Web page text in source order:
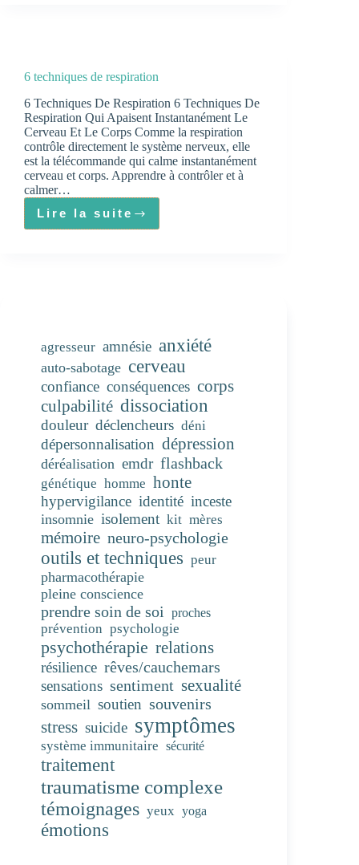
dissociation
6 techniques de respiration
6 Techniques De Respiration 6 Techniques De
Respiration Qui Apaisent Instantanément Le
Cerveau Et Le Corps Comme la respiration
contrôle directement le système nerveux, elle
est la télécommande qui calme instantanément
cerveau et corps. Apprendre à contrôler et à
calmer…
Lire la suite
6
agresseur amnésie anxiété
auto-sabotage cerveau
confiance conséquences corps
culpabilité dissociation
douleur déclencheurs déni
dépersonnalisation dépression
déréalisation emdr flashback
génétique homme honte
hypervigilance identité inceste
insomnie isolement kit mères
mémoire neuro-psychologie
outils et techniques peur
pharmacothérapie
pleine conscience
prendre soin de soi proches
prévention psychologie
psychothérapie relations
résilience rêves/cauchemars
sensations sentiment sexualité
sommeil soutien souvenirs
stress suicide symptômes
système immunitaire sécurité
traitement
traumatisme complexe
témoignages yeux yoga
émotions